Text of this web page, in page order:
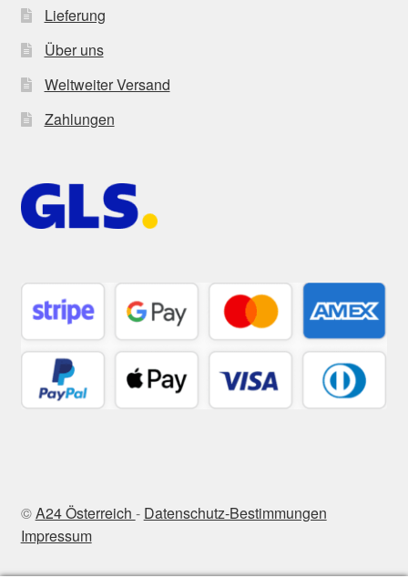
Lieferung
Über uns
Weltweiter Versand
Zahlungen
©A24 Österreich - Datenschutz-Bestimmungen
Impressum